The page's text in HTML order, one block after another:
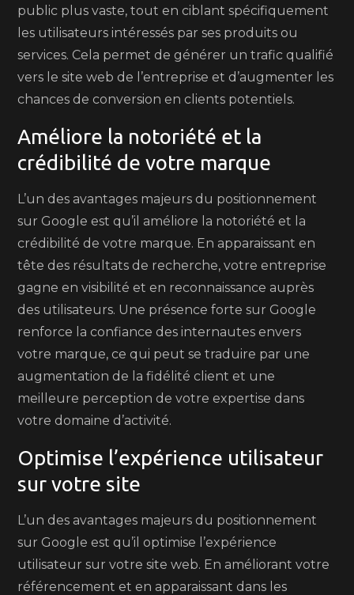
public plus vaste, tout en ciblant spécifiquement
les utilisateurs intéressés par ses produits ou
services. Cela permet de générer un trafic qualifié
vers le site web de l’entreprise et d’augmenter les
chances de conversion en clients potentiels.
Améliore la notoriété et la
crédibilité de votre marque
L’un des avantages majeurs du positionnement
sur Google est qu’il améliore la notoriété et la
crédibilité de votre marque. En apparaissant en
tête des résultats de recherche, votre entreprise
gagne en visibilité et en reconnaissance auprès
des utilisateurs. Une présence forte sur Google
renforce la confiance des internautes envers
votre marque, ce qui peut se traduire par une
augmentation de la fidélité client et une
meilleure perception de votre expertise dans
votre domaine d’activité.
Optimise l’expérience utilisateur
sur votre site
L’un des avantages majeurs du positionnement
sur Google est qu’il optimise l’expérience
utilisateur sur votre site web. En améliorant votre
référencement et en apparaissant dans les